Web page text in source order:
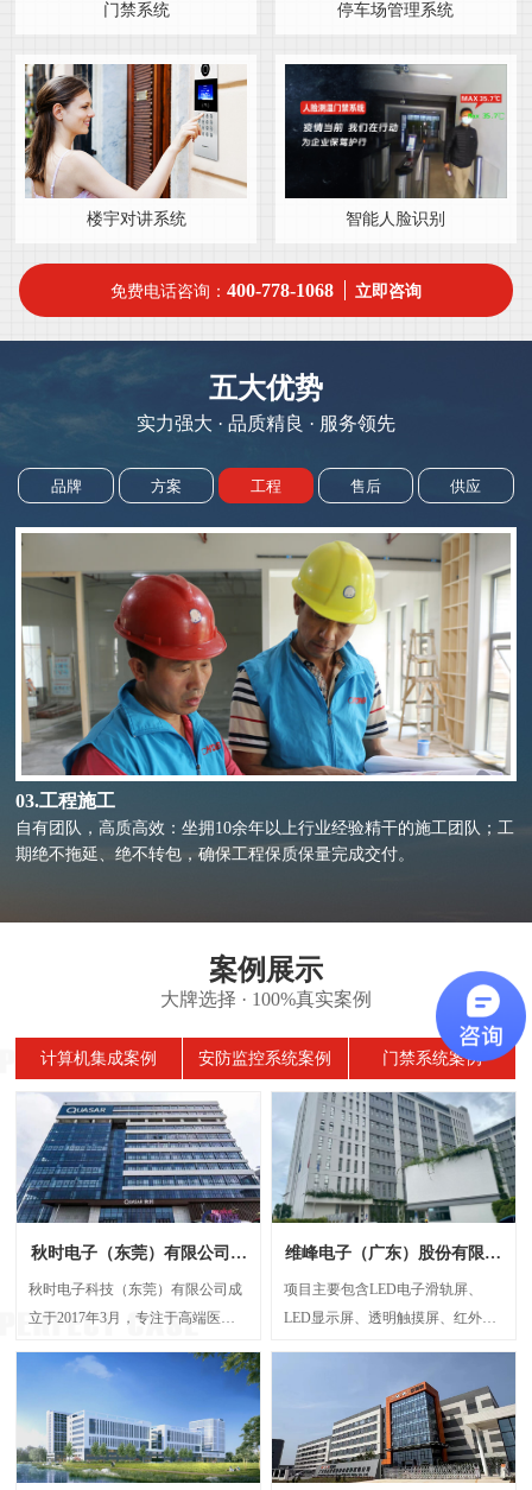
门禁系统 停车场管理系统
楼宇对讲系统 智能人脸识别
免费电话咨询：400-778-1068 立即咨询
五大优势
实力强大 · 品质精良 · 服务领先
品牌 方案 工程 售后 供应
03.工程施工
自有团队，高质高效：坐拥10余年以上行业经验精干的施工团队；工
期绝不拖延、绝不转包，确保工程保质保量完成交付。
案例展示
大牌选择 · 100%真实案例
计算机集成案例 安防监控系统案例 门禁系统案例
秋时电子（东莞）有限公司弱
电智能化项目案例
秋时电子科技（东莞）有限公司成
立于2017年3月，专注于高端医疗
范围包括生产、设计、研发、技术
备、光学设备、计量检验设备及零
配件、精密仪器设备及其零配件
维峰电子（广东）股份有限公
司弱电智能化项目案例
项目主要包含LED电子滑轨屏、
LED显示屏、透明触摸屏、红外触
琐、呈现单一等问题，将展厅的多
个显示屏打造成一个既可统一协作
又能独立展示的智能视觉网络。